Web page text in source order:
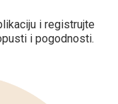
i registrujte
i pogodnosti.